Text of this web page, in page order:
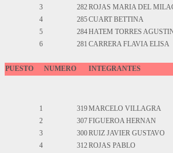
3
282ROJAS MARIA DEL
4
285CUART BETTINA
5
284HATEM TORRES
6
281 CARRERA FLAVIA ELISA
PUESTO NUMERO INTEGRANTES
1 319MARCELO VILLAGRA
2
307FIGUEROA HERNAN
3
300RUIZ JAVIER GUSTAVO
4
312ROJAS PABLO